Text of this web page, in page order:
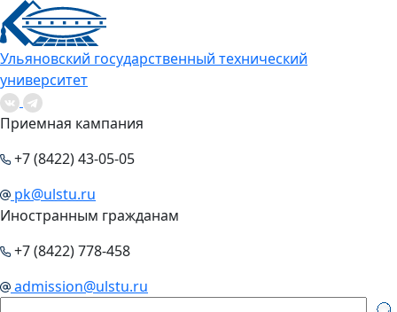
Ульяновский государственный технический
университет
Приемная кампания
+7 (8422) 43-05-05
pk@ulstu.ru
Иностранным гражданам
+7 (8422) 778-458
admission@ulstu.ru